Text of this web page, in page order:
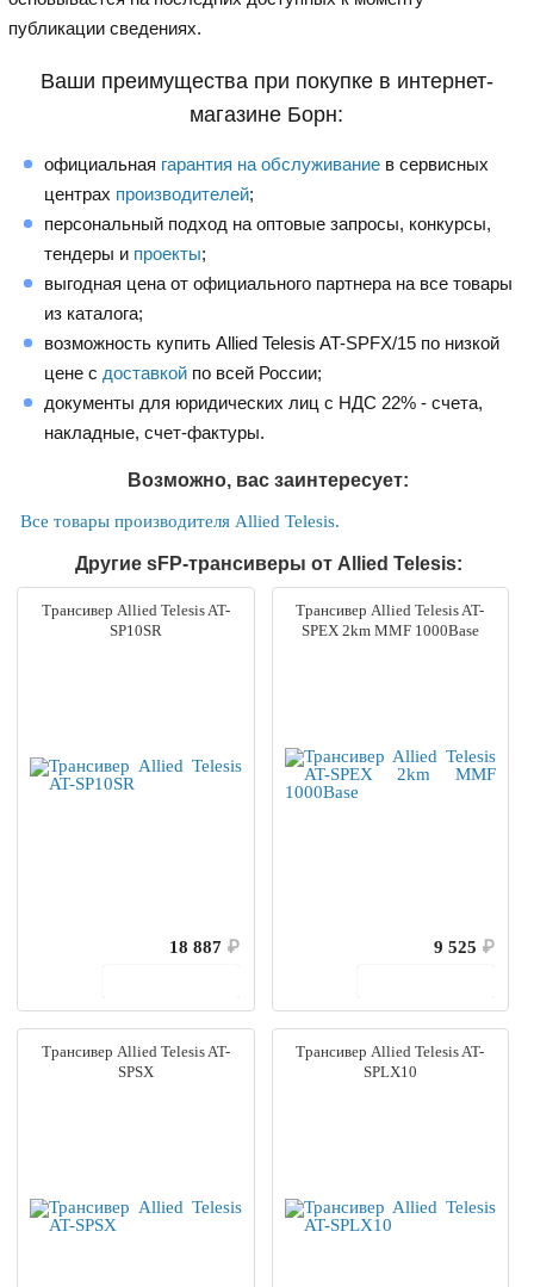
публикации сведениях.
Ваши преимущества при покупке в интернет-
магазине Борн:
официальная гарантия на обслуживание в сервисных
центрах производителей;
персональный подход на оптовые запросы, конкурсы,
тендеры и проекты;
выгодная цена от официального партнера на все товары
из каталога;
возможность купить Allied Telesis AT-SPFX/15 по низкой
цене с доставкой по всей России;
документы для юридических лиц с НДС 22% - счета,
накладные, счет-фактуры.
Возможно, вас заинтересует:
Все товары производителя Allied Telesis.
Другие sFP-трансиверы от Allied Telesis:
Трансивер Allied Telesis AT-
SP10SR
18 887 ₽
Трансивер Allied Telesis AT-
SPEX 2km MMF 1000Base
9 525 ₽
Трансивер Allied Telesis AT-
SPSX
Трансивер Allied Telesis AT-
SPLX10